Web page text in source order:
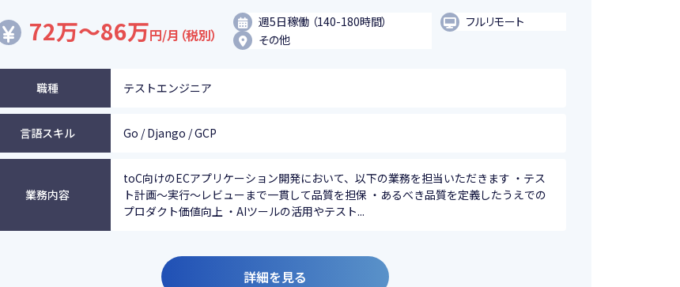
72万～86万円/月（税別）
週5日稼働 （140-180時間）
フルリモート
その他
職種 テストエンジニア
言語スキル Go / Django / GCP
業務内容
toC向けのECアプリケーション開発において、以下の業務を担当いただきます ・テス
ト計画〜実行〜レビューまで一貫して品質を担保 ・あるべき品質を定義したうえでの
プロダクト価値向上 ・AIツールの活用やテスト...
詳細を見る